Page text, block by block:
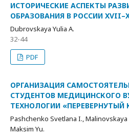
ИСТОРИЧЕСКИЕ АСПЕКТЫ
ОБРАЗОВАНИЯ В РОССИИ
Dubrovskaya Yulia A.
32-44
PDF
ОРГАНИЗАЦИЯ
СТУДЕНТОВ МЕДИЦИНСКОГО
ТЕХНОЛОГИИ «ПЕРЕВЕРНУТЫЙ
Pashchenko Svetlana I.,
Maksim Yu.